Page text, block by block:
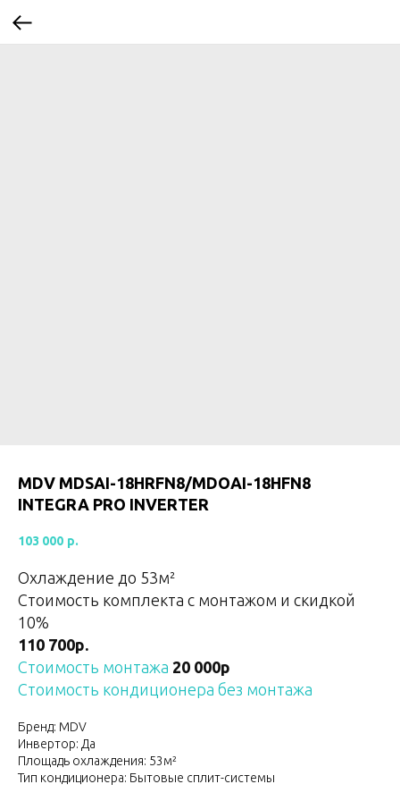
MDV MDSAI-18HRFN8/MDOAI-18HFN8
INTEGRA PRO INVERTER
103 000 р.
Охлаждение до 53м²
Стоимость комплекта с монтажом и скидкой
10%
110 700р.
Стоимость монтажа 20 000р
Стоимость кондиционера без монтажа
Бренд: MDV
Инвертор: Да
Площадь охлаждения: 53м²
Тип кондиционера: Бытовые сплит-системы